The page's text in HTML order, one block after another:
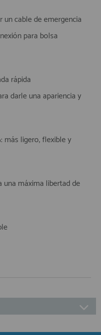
un cable de emergencia
para bolsa
rápida
darle una apariencia y
más ligero, flexible y
una máxima libertad de